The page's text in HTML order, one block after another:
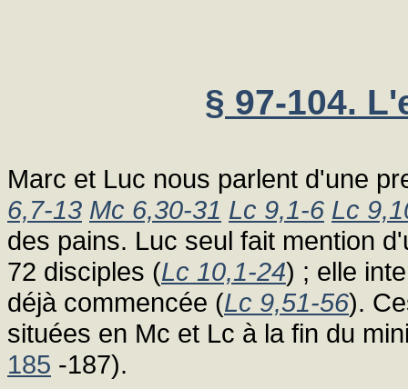
§ 97-104.
Marc et Luc nous parlent d'une
6,7-13 Mc 6,30-31 Lc 9,1-6 Lc
des pains. Luc seul fait mention
72 disciples (Lc 10,1-24) ; elle
déjà commencée (Lc 9,51-56).
situées en Mc et Lc à la fin du
185 -187).